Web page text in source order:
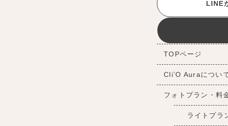
LINE
TOPページ
Cli’O Auraについ
フォトプラン・料
ライトプラ